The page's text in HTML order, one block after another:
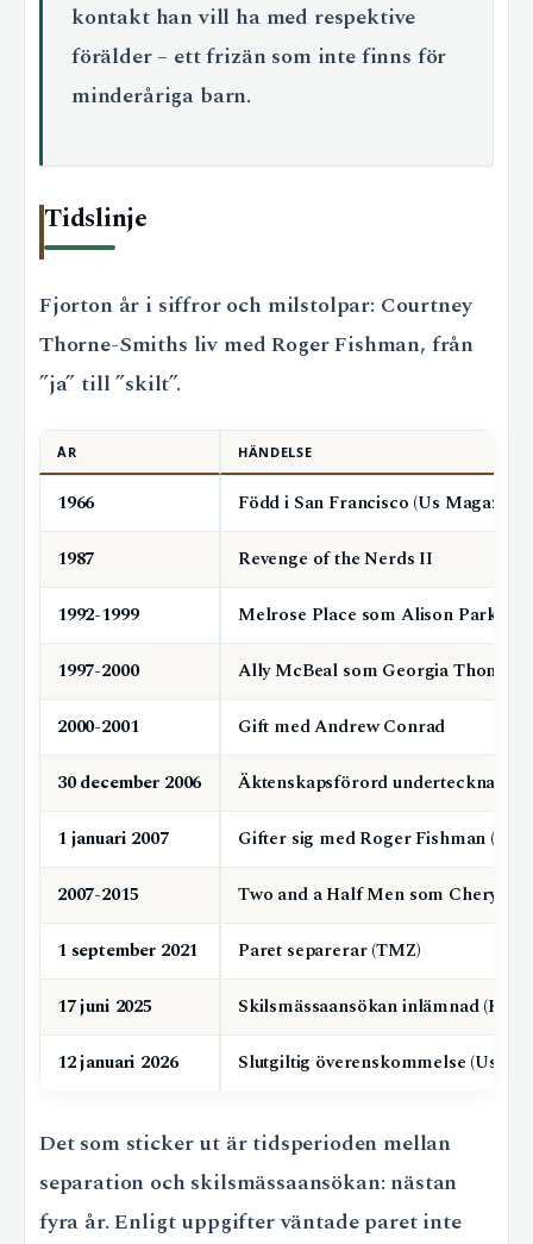
kontakt han vill ha med respektive
förälder – ett frizän som inte finns för
minderåriga barn.
Tidslinje
Fjorton år i siffror och milstolpar: Courtney
Thorne-Smiths liv med Roger Fishman, från
”ja” till ”skilt”.
ÅR HÄNDELSE
1966 Född i San Francisco (Us Magazine)
1987 Revenge of the Nerds II
1992-1999 Melrose Place som Alison Parker
1997-2000 Ally McBeal som Georgia Thomas
2000-2001 Gift med Andrew Conrad
30 december 2006 Äktenskapsförord undertecknas
1 januari 2007 Gifter sig med Roger Fishman (
2007-2015 Two and a Half Men som Cheryl
1 september 2021 Paret separerar (TMZ)
17 juni 2025 Skilsmässaansökan inlämnad
12 januari 2026 Slutgiltig överenskommelse (Us
Det som sticker ut är tidsperioden mellan
separation och skilsmässaansökan: nästan
fyra år. Enligt uppgifter väntade paret inte